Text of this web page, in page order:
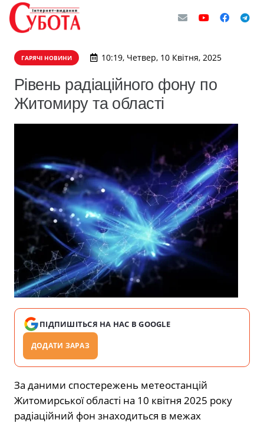
ГАРЯЧІ НОВИНИ 10:19, Четвер, 10 Квітня, 2025
Рівень радіаційного фону по
Житомиру та області
ПІДПИШІТЬСЯ НА НАС В GOOGLE
ДОДАТИ ЗАРАЗ
За даними спостережень метеостанцій
Житомирської області на 10 квітня 2025 року
радіаційний фон знаходиться в межах